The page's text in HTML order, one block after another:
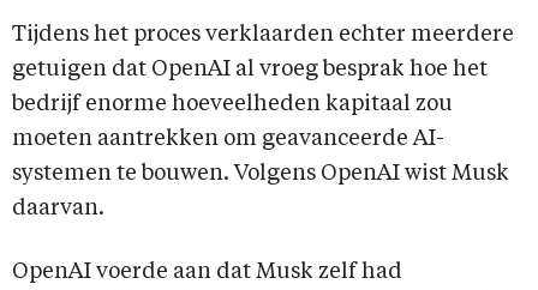
Tijdens het proces verklaarden echter meerdere
getuigen dat OpenAI al vroeg besprak hoe het
bedrijf enorme hoeveelheden kapitaal zou
moeten aantrekken om geavanceerde AI-
systemen te bouwen. Volgens OpenAI wist Musk
daarvan.
OpenAI voerde aan dat Musk zelf had